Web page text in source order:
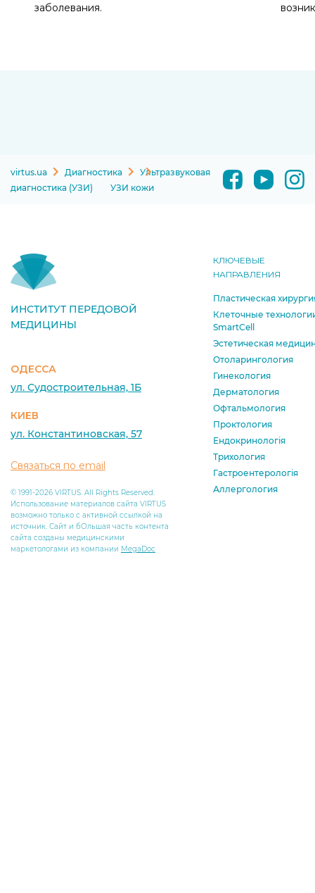
заболевания.
virtus.ua Диагностика
Ультразвуковая
диагностика (УЗИ)
УЗИ кожи
ИНСТИТУТ ПЕРЕДОВОЙ
МЕДИЦИНЫ
ОДЕССА
ул. Судостроительная, 1Б
КИЕВ
ул. Константиновская, 57
Связаться по email
© 1991-2026 VIRTUS. All Rights Reserved.
Использование материалов сайта VIRTUS
возможно только с активной ссылкой на
источник. Сайт и бОльшая часть контента
сайта созданы медицинскими
маркетологами из компании MegaDoc
КЛЮЧЕВЫЕ
НАПРАВЛЕНИЯ
Пластическая
Клеточные
SmartCell
Эстетическая
Отоларингология
Гинекология
Дерматология
Офтальмология
Проктология
Ендокринологія
Трихология
Гастроентерологія
Аллергология